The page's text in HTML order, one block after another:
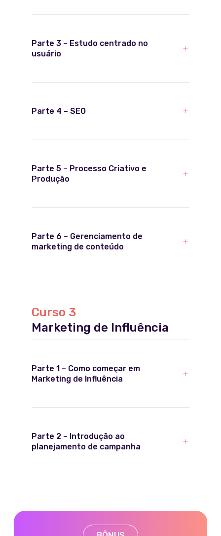
Parte 3 – Estudo centrado no
usuário
Parte 4 – SEO
Parte 5 – Processo Criativo e
Produção
Parte 6 – Gerenciamento de
marketing de conteúdo
Curso 3
Marketing de Influência
Parte 1 – Como começar em
Marketing de Influência
Parte 2 – Introdução ao
planejamento de campanha
com o curso "Plano de
Carreira" de bônus
Muitos dos nossos alunos conseguem
Visão e objetivos de vida